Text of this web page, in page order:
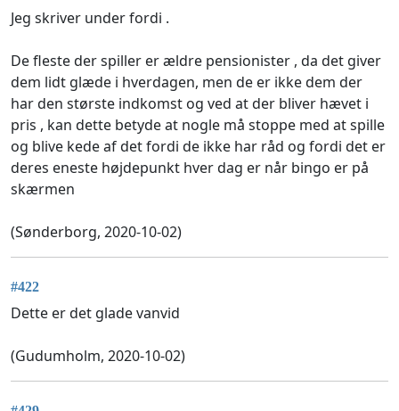
Jeg skriver under fordi .
De fleste der spiller er ældre pensionister , da det giver
dem lidt glæde i hverdagen, men de er ikke dem der
har den største indkomst og ved at der bliver hævet i
pris , kan dette betyde at nogle må stoppe med at spille
og blive kede af det fordi de ikke har råd og fordi det er
deres eneste højdepunkt hver dag er når bingo er på
skærmen
(Sønderborg, 2020-10-02)
#422
Dette er det glade vanvid
(Gudumholm, 2020-10-02)